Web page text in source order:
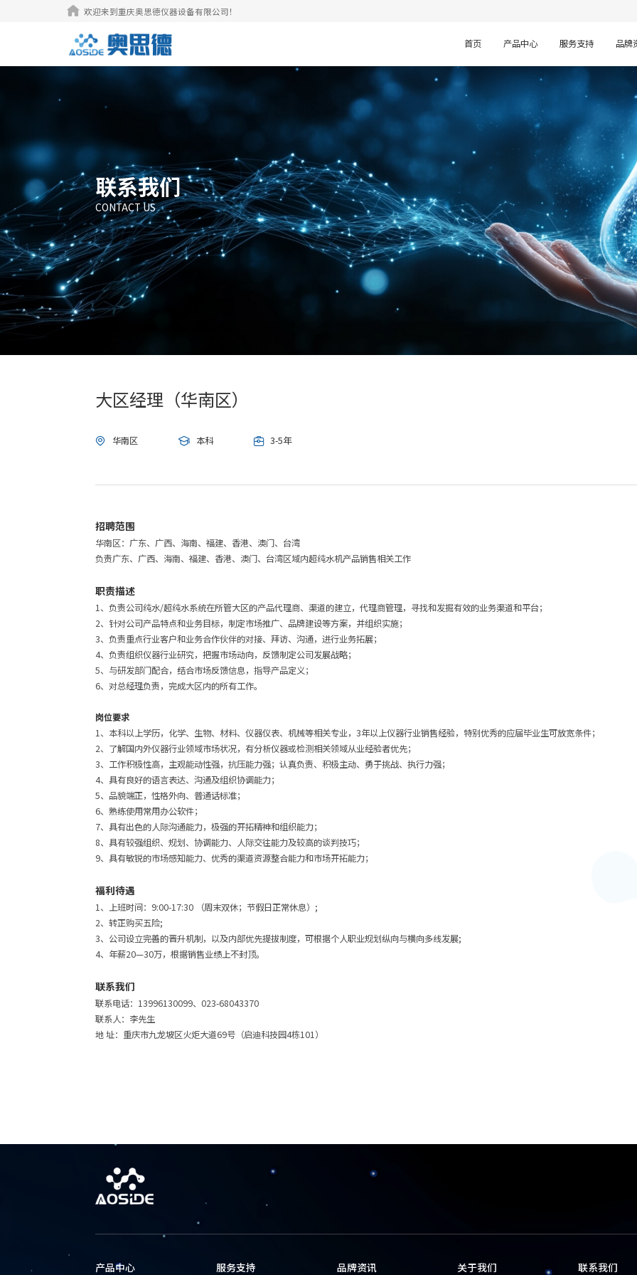
 欢迎来到重庆奥思德仪器设备有限公司！
首页 产品中心 服务支持 品牌
联系我们
CONTACT US
大区经理（华南区）
 华南区  本科  3-5年
招聘范围
华南区：广东、广西、海南、福建、香港、澳门、台湾
负责广东、广西、海南、福建、香港、澳门、台湾区域内超纯水机产品销售相关工作
职责描述
1、负责公司纯水/超纯水系统在所管大区的产品代理商、渠道的建立，代理商管理，寻找和发掘有效的业务渠道和平台；
2、针对公司产品特点和业务目标，制定市场推广、品牌建设等方案，并组织实施；
3、负责重点行业客户和业务合作伙伴的对接、拜访、沟通，进行业务拓展；
4、负责组织仪器行业研究，把握市场动向，反馈制定公司发展战略；
5、与研发部门配合，结合市场反馈信息，指导产品定义；
6、对总经理负责，完成大区内的所有工作。
岗位要求
1、本科以上学历，化学、生物、材料、仪器仪表、机械等相关专业，3年以上仪器行业销售经验，特别优秀的应届毕业生可放宽条件；
2、了解国内外仪器行业领域市场状况，有分析仪器或检测相关领域从业经验者优先；
3、工作积极性高，主观能动性强，抗压能力强；认真负责、积极主动、勇于挑战、执行力强；
4、具有良好的语言表达、沟通及组织协调能力；
5、品貌端正，性格外向、普通话标准；
6、熟练使用常用办公软件；
7、具有出色的人际沟通能力，极强的开拓精神和组织能力；
8、具有较强组织、规划、协调能力、人际交往能力及较高的谈判技巧；
9、具有敏锐的市场感知能力、优秀的渠道资源整合能力和市场开拓能力；
福利待遇
1、上班时间：9:00-17:30 （周末双休；节假日正常休息）;
2、转正购买五险;
3、公司设立完善的晋升机制，以及内部优先提拔制度，可根据个人职业规划纵向与横向多线发展;
4、年薪20—30万，根据销售业绩上不封顶。
联系我们
联系电话：13996130099、023-68043370
联系人：李先生
地 址：重庆市九龙坡区火炬大道69号（启迪科技园4栋101）
产品中心 服务支持 品牌资讯 关于我们 联系我们